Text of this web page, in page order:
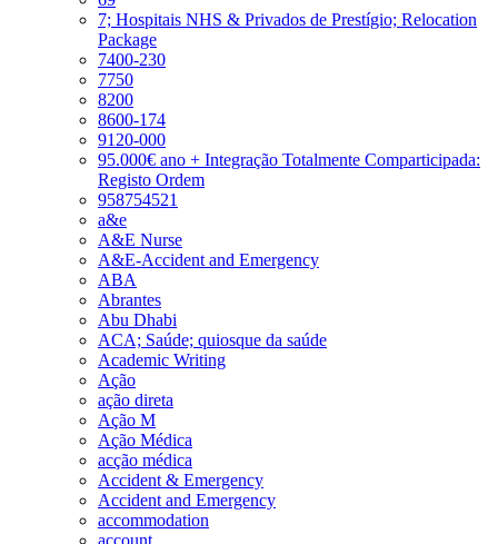
7; Hospitais NHS & Privados de Prestígio; Relocation
Package
7400-230
7750
8200
8600-174
9120-000
95.000€ ano + Integração Totalmente Comparticipada:
Registo Ordem
958754521
a&e
A&E Nurse
A&E-Accident and Emergency
ABA
Abrantes
Abu Dhabi
ACA; Saúde; quiosque da saúde
Academic Writing
Ação
ação direta
Ação M
Ação Médica
acção médica
Accident & Emergency
Accident and Emergency
accommodation
account